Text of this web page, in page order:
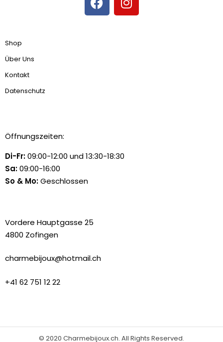
Shop
Über Uns
Kontakt
Datenschutz
Öffnungszeiten:
Di-Fr:09:00-12:00 und 13:30-18:30
Sa:09:00-16:00
So & Mo:Geschlossen
Vordere Hauptgasse 25
4800 Zofingen
charmebijoux@hotmail.ch
+41 62 751 12 22
© 2020 Charmebijoux.ch. All Rights Reserved.